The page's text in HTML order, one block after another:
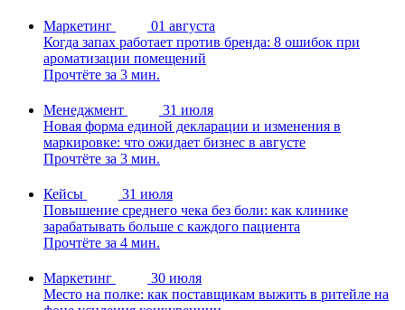
Маркетинг
01 августа
Когда запах работает против бренда: 8 ошибок при
ароматизации помещений
Прочтёте за 3 мин.
Менеджмент
31 июля
Новая форма единой декларации и изменения в
маркировке: что ожидает бизнес в августе
Прочтёте за 3 мин.
Кейсы
31 июля
Повышение среднего чека без боли: как клинике
зарабатывать больше с каждого пациента
Прочтёте за 4 мин.
Маркетинг
30 июля
Место на полке: как поставщикам выжить в ритейле на